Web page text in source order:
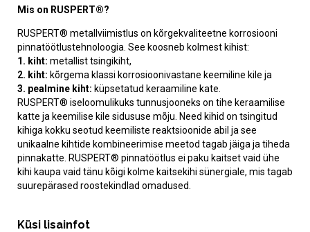
Mis on RUSPERT®?
RUSPERT® metallviimistlus on kõrgekvaliteetne korrosiooni
pinnatöötlustehnoloogia. See koosneb kolmest kihist:
1. kiht: metallist tsingikiht,
2. kiht: kõrgema klassi korrosioonivastane keemiline kile ja
3. pealmine kiht: küpsetatud keraamiline kate.
RUSPERT® iseloomulikuks tunnusjooneks on tihe keraamilise
katte ja keemilise kile sidususe mõju. Need kihid on tsingitud
kihiga kokku seotud keemiliste reaktsioonide abil ja see
unikaalne kihtide kombineerimise meetod tagab jäiga ja tiheda
pinnakatte. RUSPERT® pinnatöötlus ei paku kaitset vaid ühe
kihi kaupa vaid tänu kõigi kolme kaitsekihi sünergiale, mis tagab
suurepärased roostekindlad omadused.
Küsi lisainfot